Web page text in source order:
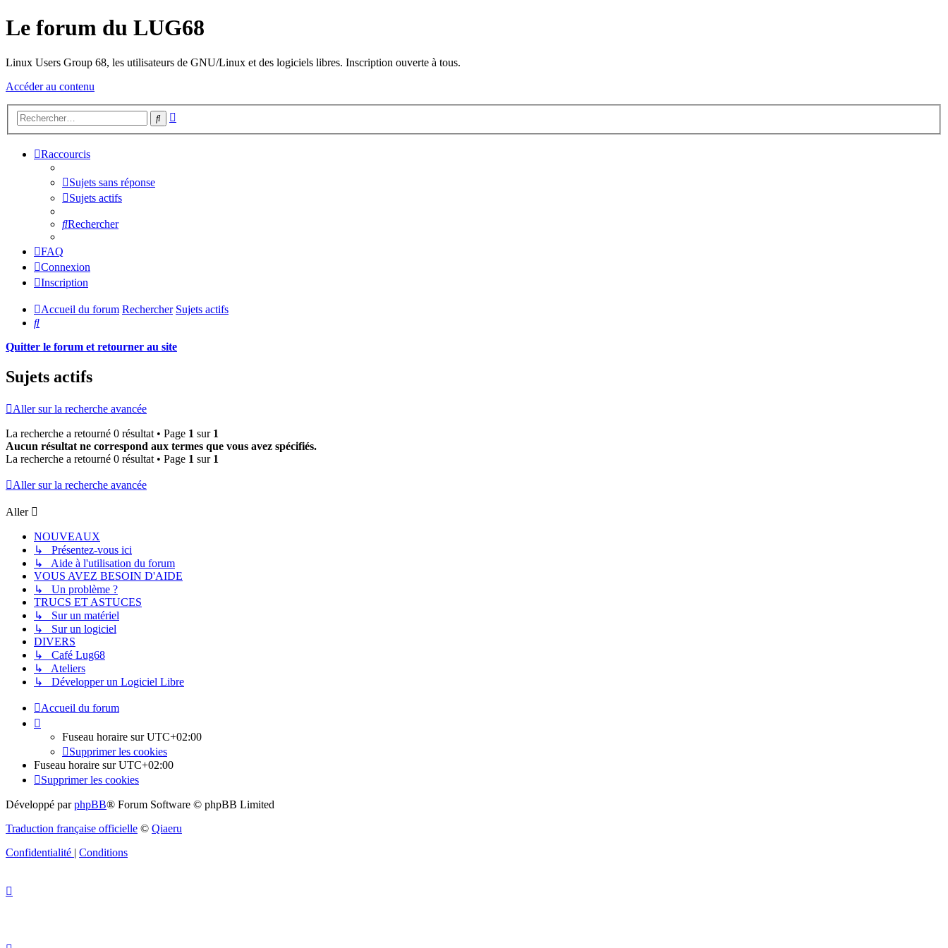
Le forum du LUG68
Linux Users Group 68, les utilisateurs de GNU/Linux et des logiciels libres. Inscription ouverte à tous.
Accéder au contenu
Rechercher
Raccourcis
Sujets sans réponse
Sujets actifs
Rechercher
FAQ
Connexion
Inscription
Accueil du forum Rechercher Sujets actifs
Rechercher
Quitter le forum et retourner au site
Sujets actifs
Aller sur la recherche avancée
La recherche a retourné 0 résultat • Page 1 sur 1
Aucun résultat ne correspond aux termes que vous avez spécifiés.
La recherche a retourné 0 résultat • Page 1 sur 1
Aller sur la recherche avancée
Aller
NOUVEAUX
↳ Présentez-vous ici
↳ Aide à l'utilisation du forum
VOUS AVEZ BESOIN D'AIDE
↳ Un problème ?
TRUCS ET ASTUCES
↳ Sur un matériel
↳ Sur un logiciel
DIVERS
↳ Café Lug68
↳ Ateliers
↳ Développer un Logiciel Libre
Accueil du forum
Fuseau horaire surUTC+02:00
Supprimer les cookies
Fuseau horaire surUTC+02:00
Supprimer les cookies
Développé parphpBB® Forum Software © phpBB Limited
Traduction française officielle © Qiaeru
Confidentialité | Conditions